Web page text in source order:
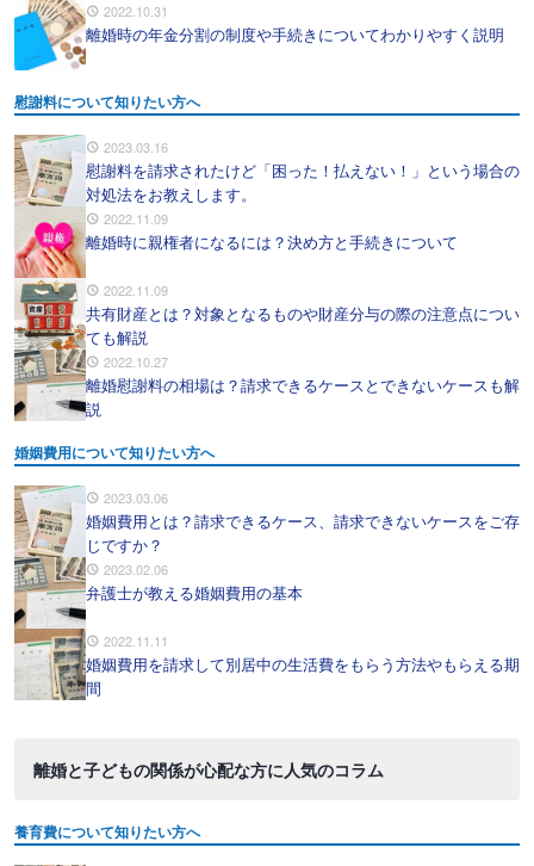
2022.10.31
離婚時の年金分割の制度や手続きについてわかりやすく説明
慰謝料について知りたい方へ
2023.03.16
慰謝料を請求されたけど「困った！払えない！」という場合の
対処法をお教えします。
2022.11.09
離婚時に親権者になるには？決め方と手続きについて
2022.11.09
共有財産とは？対象となるものや財産分与の際の注意点につい
ても解説
2022.10.27
離婚慰謝料の相場は？請求できるケースとできないケースも解
説
婚姻費用について知りたい方へ
2023.03.06
婚姻費用とは？請求できるケース、請求できないケースをご存
じですか？
2023.02.06
弁護士が教える婚姻費用の基本
2022.11.11
婚姻費用を請求して別居中の生活費をもらう方法やもらえる期
間
離婚と子どもの関係が心配な方に人気のコラム
養育費について知りたい方へ